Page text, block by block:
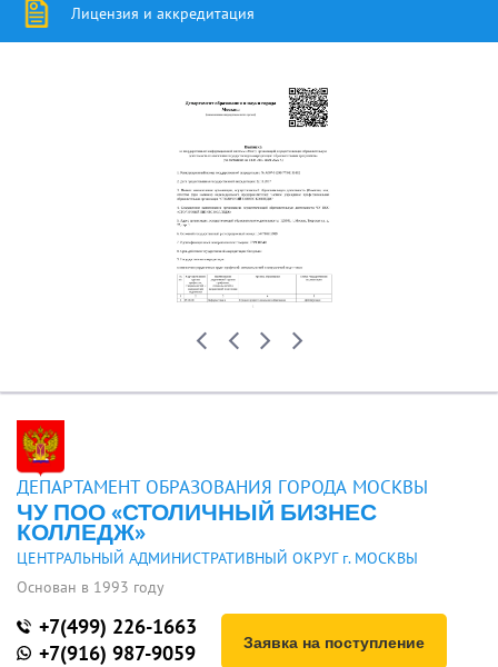
Лицензия и аккредитация
ДЕПАРТАМЕНТ ОБРАЗОВАНИЯ ГОРОДА МОСКВЫ
ЧУ ПОО «СТОЛИЧНЫЙ БИЗНЕС
КОЛЛЕДЖ»
ЦЕНТРАЛЬНЫЙ АДМИНИСТРАТИВНЫЙ ОКРУГ г. МОСКВЫ
Основан в 1993 году
+7(499) 226-1663
+7(916) 987-9059
Заявка на поступление